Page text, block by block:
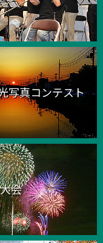
写真コンテスト
会